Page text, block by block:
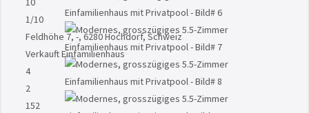
1/10
Feldhöhe 7, -, 6280 Hochdorf, Schweiz
VerkauftEinfamilienhaus
4
2
152